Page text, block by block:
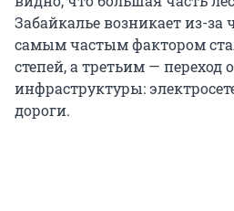
Забайкалье возникает из-
самым частым фактором
степей, а третьим — переход
инфраструктуры:
дороги.